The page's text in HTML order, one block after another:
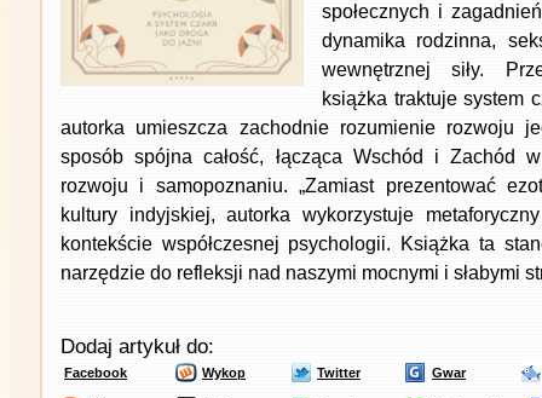
społecznych i
dynamika rodzinna,
wewnętrznej siły.
książka traktuje system
autorka umieszcza zachodnie rozumienie rozwoju
sposób spójna całość, łącząca Wschód i Zachód
rozwoju i samopoznaniu. „Zamiast prezentować
kultury indyjskiej, autorka wykorzystuje
kontekście współczesnej psychologii. Książka ta
narzędzie do refleksji nad naszymi mocnymi i słabymi
Dodaj artykuł do:
Facebook Wykop Twitter Gwar